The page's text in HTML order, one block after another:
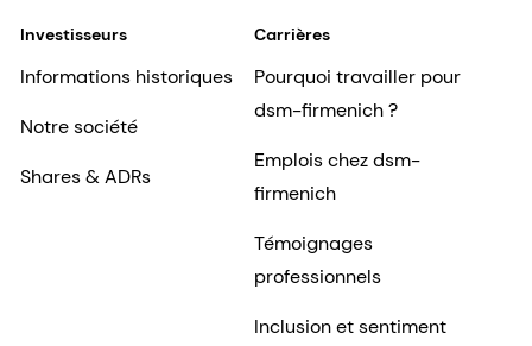
Investisseurs
Informations historiques
Notre société
Shares & ADRs
Carrières
Pourquoi travailler pour
dsm-firmenich ?
Emplois chez dsm-
firmenich
Témoignages
professionnels
Inclusion et sentiment